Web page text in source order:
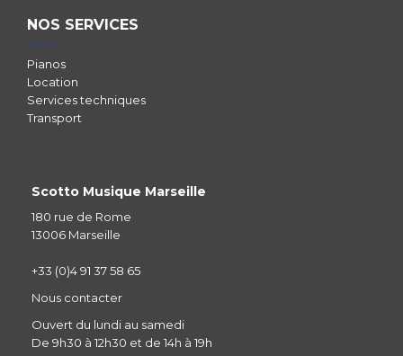
NOS SERVICES
Pianos
Location
Services techniques
Transport
Scotto Musique Marseille
180 rue de Rome
13006 Marseille
+33 (0)4 91 37 58 65
Nous contacter
Ouvert du lundi au samedi
De 9h30 à 12h30 et de 14h à 19h